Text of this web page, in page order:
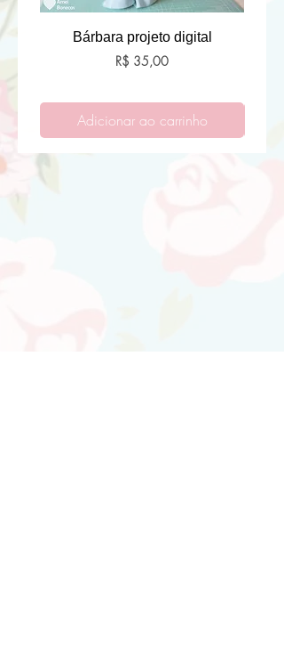
Bárbara projeto digital
Preço
R$ 35,00
Adicionar ao carrinho